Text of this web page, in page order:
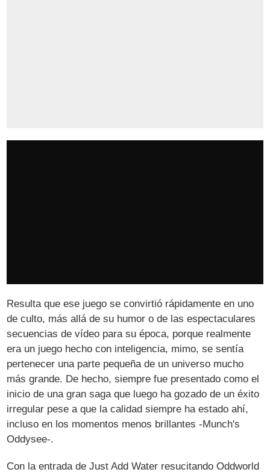
Resulta que ese juego se convirtió rápidamente en uno
de culto, más allá de su humor o de las espectaculares
secuencias de vídeo para su época, porque realmente
era un juego hecho con inteligencia, mimo, se sentía
pertenecer una parte pequeña de un universo mucho
más grande. De hecho, siempre fue presentado como el
inicio de una gran saga que luego ha gozado de un éxito
irregular pese a que la calidad siempre ha estado ahí,
incluso en los momentos menos brillantes -Munch's
Oddysee-.
Con la entrada de Just Add Water resucitando Oddworld